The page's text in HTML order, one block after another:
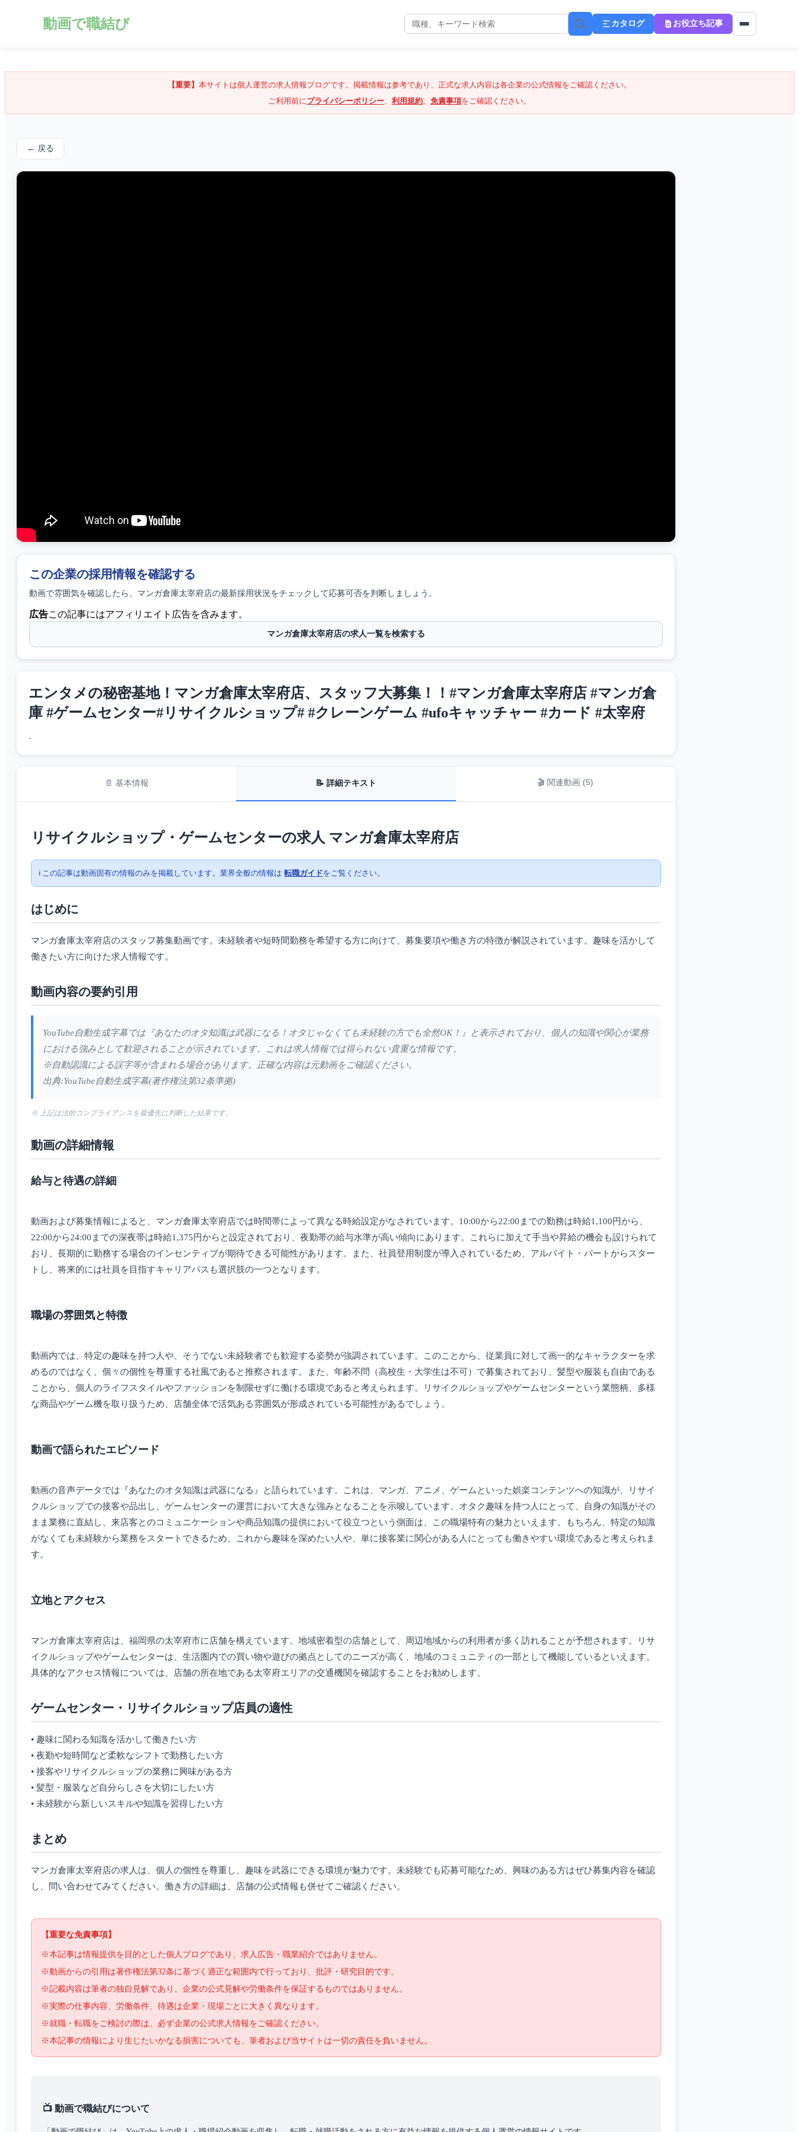
動画で職結び カタログ お役立ち記事
【重要】 本サイトは個人運営の求人情報ブログです。掲載情報は参考であり、正式な求人内容は各企業の公式情報をご確認ください。
ご利用前にプライバシーポリシー、 利用規約、 免責事項をご確認ください。
← 戻る
この企業の採用情報を確認する
動画で雰囲気を確認したら、 マンガ倉庫太宰府店の最新採用状況をチェックして応募可否を判断しましょう。
広告この記事にはアフィリエイト広告を含みます。
マンガ倉庫太宰府店の求人一覧を検索する
エンタメの秘密基地！マンガ倉庫太宰府店、スタッフ大募集！！#マンガ倉庫太宰府店 #マンガ倉
庫 #ゲームセンター#リサイクルショップ# #クレーンゲーム #ufoキャッチャー #カード #太宰府
-
📄 基本情報 📝 詳細テキスト 🎬 関連動画 (5)
リサイクルショップ・ゲームセンターの求人 マンガ倉庫太宰府店
ℹ️ この記事は動画固有の情報のみを掲載しています。業界全般の情報は 転職ガイドをご覧ください。
はじめに
マンガ倉庫太宰府店のスタッフ募集動画です。未経験者や短時間勤務を希望する方に向けて、募集要項や働き方の特徴が解説されています。趣味を活かして
働きたい方に向けた求人情報です。
動画内容の要約引用
YouTube自動生成字幕では『あなたのオタ知識は武器になる！オタじゃなくても未経験の方でも全然OK！』と表示されており、個人の知識や関心が業務
における強みとして歓迎されることが示されています。これは求人情報では得られない貴重な情報です。
※自動認識による誤字等が含まれる場合があります。正確な内容は元動画をご確認ください。
出典:YouTube自動生成字幕(著作権法第32条準拠)
※ 上記は法的コンプライアンスを最優先に判断した結果です。
動画の詳細情報
給与と待遇の詳細
動画および募集情報によると、マンガ倉庫太宰府店では時間帯によって異なる時給設定がなされています。10:00から22:00までの勤務は時給1,100円から、
22:00から24:00までの深夜帯は時給1,375円からと設定されており、夜勤帯の給与水準が高い傾向にあります。これらに加えて手当や昇給の機会も設けられて
おり、長期的に勤務する場合のインセンティブが期待できる可能性があります。また、社員登用制度が導入されているため、アルバイト・パートからスター
トし、将来的には社員を目指すキャリアパスも選択肢の一つとなります。
職場の雰囲気と特徴
動画内では、特定の趣味を持つ人や、そうでない未経験者でも歓迎する姿勢が強調されています。このことから、従業員に対して画一的なキャラクターを求
めるのではなく、個々の個性を尊重する社風であると推察されます。また、年齢不問（高校生・大学生は不可）で募集されており、髪型や服装も自由である
ことから、個人のライフスタイルやファッションを制限せずに働ける環境であると考えられます。リサイクルショップやゲームセンターという業態柄、多様
な商品やゲーム機を取り扱うため、店舗全体で活気ある雰囲気が形成されている可能性があるでしょう。
動画で語られたエピソード
動画の音声データでは『あなたのオタ知識は武器になる』と語られています。これは、マンガ、アニメ、ゲームといった娯楽コンテンツへの知識が、リサイ
クルショップでの接客や品出し、ゲームセンターの運営において大きな強みとなることを示唆しています。オタク趣味を持つ人にとって、自身の知識がその
まま業務に直結し、来店客とのコミュニケーションや商品知識の提供において役立つという側面は、この職場特有の魅力といえます。もちろん、特定の知識
がなくても未経験から業務をスタートできるため、これから趣味を深めたい人や、単に接客業に関心がある人にとっても働きやすい環境であると考えられま
す。
立地とアクセス
マンガ倉庫太宰府店は、福岡県の太宰府市に店舗を構えています。地域密着型の店舗として、周辺地域からの利用者が多く訪れることが予想されます。リサ
イクルショップやゲームセンターは、生活圏内での買い物や遊びの拠点としてのニーズが高く、地域のコミュニティの一部として機能しているといえます。
具体的なアクセス情報については、店舗の所在地である太宰府エリアの交通機関を確認することをお勧めします。
ゲームセンター・リサイクルショップ店員の適性
• 趣味に関わる知識を活かして働きたい方
• 夜勤や短時間など柔軟なシフトで勤務したい方
• 接客やリサイクルショップの業務に興味がある方
• 髪型・服装など自分らしさを大切にしたい方
• 未経験から新しいスキルや知識を習得したい方
まとめ
マンガ倉庫太宰府店の求人は、個人の個性を尊重し、趣味を武器にできる環境が魅力です。未経験でも応募可能なため、興味のある方はぜひ募集内容を確認
し、問い合わせてみてください。働き方の詳細は、店舗の公式情報も併せてご確認ください。
【重要な免責事項】
※本記事は情報提供を目的とした個人ブログであり、求人広告・職業紹介ではありません。
※動画からの引用は著作権法第32条に基づく適正な範囲内で行っており、批評・研究目的です。
※記載内容は筆者の独自見解であり、企業の公式見解や労働条件を保証するものではありません。
※実際の仕事内容、労働条件、待遇は企業・現場ごとに大きく異なります。
※就職・転職をご検討の際は、必ず企業の公式求人情報をご確認ください。
※本記事の情報により生じたいかなる損害についても、筆者および当サイトは一切の責任を負いません。
📺 動画で職結びについて